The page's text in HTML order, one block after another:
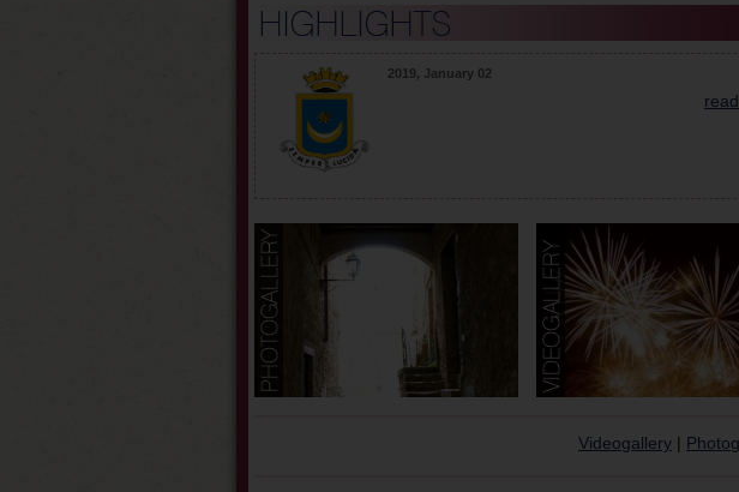
2019, January 02
Videogallery